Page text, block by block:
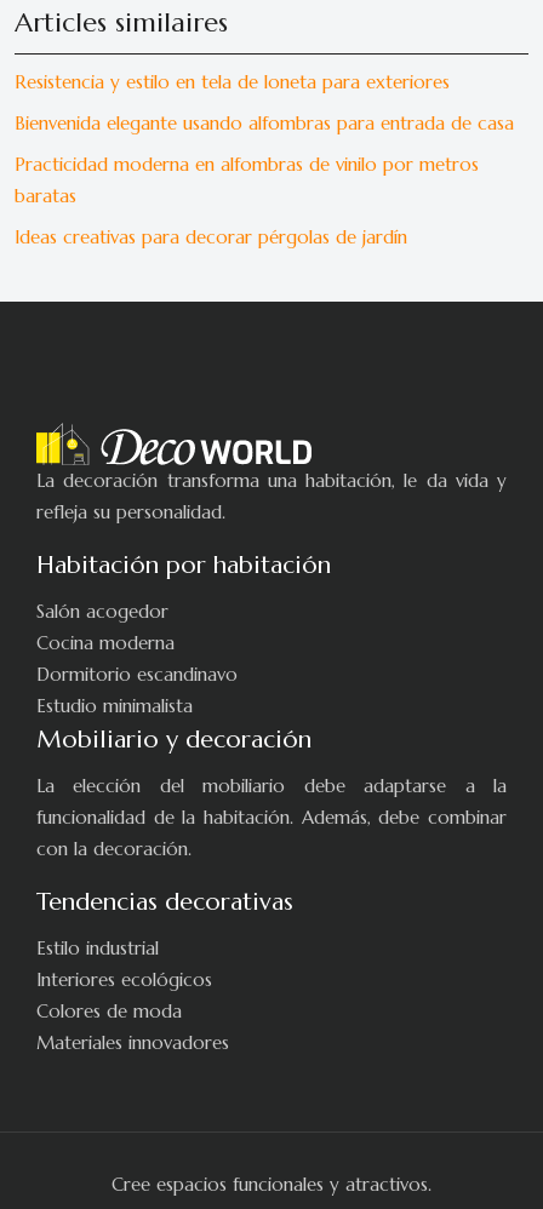
Articles similaires
Resistencia y estilo en tela de loneta para exteriores
Bienvenida elegante usando alfombras para entrada de casa
Practicidad moderna en alfombras de vinilo por metros
baratas
Ideas creativas para decorar pérgolas de jardín
La decoración transforma una habitación, le da vida y
refleja su personalidad.
Habitación por habitación
Salón acogedor
Cocina moderna
Dormitorio escandinavo
Estudio minimalista
Mobiliario y decoración
La elección del mobiliario debe adaptarse a la
funcionalidad de la habitación. Además, debe combinar
con la decoración.
Tendencias decorativas
Estilo industrial
Interiores ecológicos
Colores de moda
Materiales innovadores
Cree espacios funcionales y atractivos.